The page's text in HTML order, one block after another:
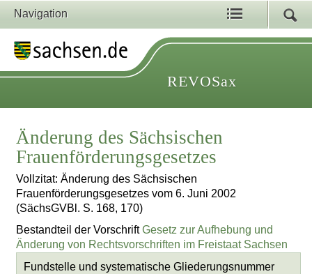
Navigation
REVOSax
Änderung des Sächsischen
Frauenförderungsgesetzes
Vollzitat: Änderung des Sächsischen
Frauenförderungsgesetzes vom 6. Juni 2002
(SächsGVBl. S. 168, 170)
Bestandteil der VorschriftGesetz zur Aufhebung und
Änderung von Rechtsvorschriften im Freistaat Sachsen
Fundstelle und systematische Gliederungsnummer